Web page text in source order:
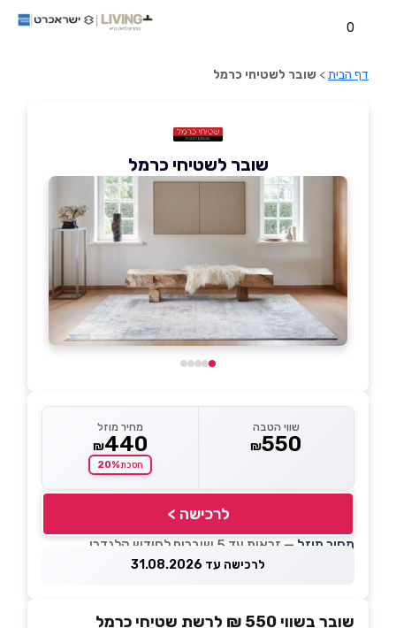
0
דף הבית> שובר לשטיחי כרמל
שובר לשטיחי כרמל
שווי הטבה
₪550
מחיר מוזל
₪440
חסכת20%
לרכישה >
מחיר מוזל — זכאות עד 5 שוברים לחודש קלנדרי
לרכישה עד 31.08.2026
שובר בשווי 550 ₪ לרשת שטיחי כרמל